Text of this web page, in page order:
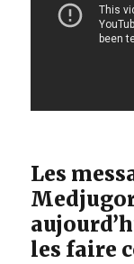
Les
les faire